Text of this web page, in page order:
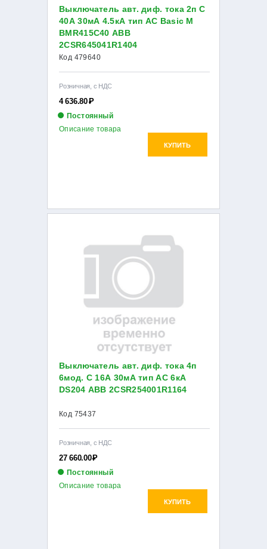
Выключатель авт. диф. тока 2п С
40А 30мА 4.5кА тип AC Basic M
BMR415C40 ABB
2CSR645041R1404
Код 479640
Розничная, с НДС
4 636.80Р
Постоянный
КУПИТЬ
Описание товара
Выключатель авт. диф. тока 4п
6мод. C 16А 30мА тип AC 6кА
DS204 ABB 2CSR254001R1164
Код 75437
Розничная, с НДС
27 660.00Р
Постоянный
КУПИТЬ
Описание товара